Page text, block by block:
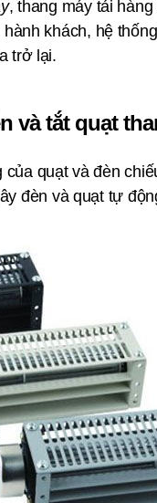
, thang máy tải
khách, hệ
trở lại.
và tắt quạt
quạt và đèn
đèn và quạt tự